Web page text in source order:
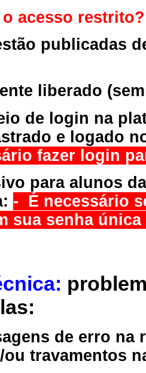
acesso restrito?
publicadas
liberado
de login na
e logado
fazer login
para alunos
- É necessário
sua senha
de erro
ou travamentos